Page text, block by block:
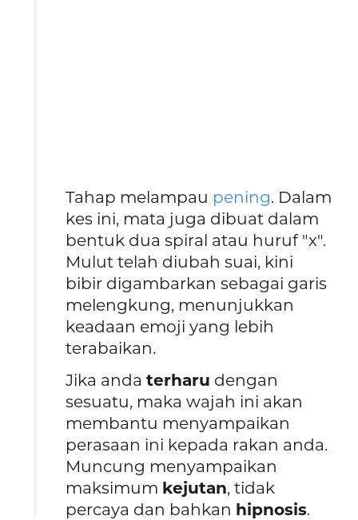
Tahap melampau pening. Dalam
kes ini, mata juga dibuat dalam
bentuk dua spiral atau huruf "x".
Mulut telah diubah suai, kini
bibir digambarkan sebagai garis
melengkung, menunjukkan
keadaan emoji yang lebih
terabaikan.
Jika andaterharu dengan
sesuatu, maka wajah ini akan
membantu menyampaikan
perasaan ini kepada rakan anda.
Muncung menyampaikan
maksimum kejutan, tidak
percaya dan bahkan hipnosis.